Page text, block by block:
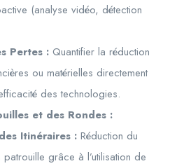
(analyse vidéo, détection
Pertes : Quantifier la réduction
ou matérielles directement
des technologies.
et des Rondes :
Itinéraires : Réduction du
grâce à l’utilisation de